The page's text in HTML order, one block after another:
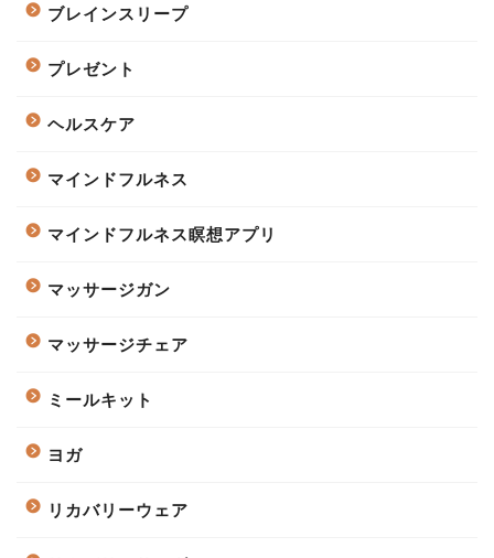
ブレインスリープ
プレゼント
ヘルスケア
マインドフルネス
マインドフルネス瞑想アプリ
マッサージガン
マッサージチェア
ミールキット
ヨガ
リカバリーウェア